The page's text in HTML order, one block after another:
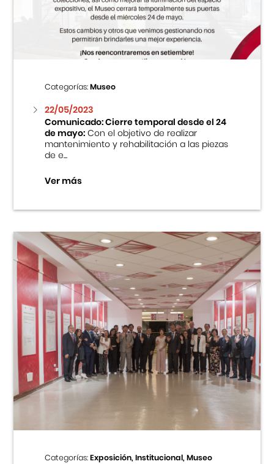
Centro Cultural Peruano Japonés
Museo de la Inmigración Japonesa
Fondo Editorial
Teatro Peruano Japonés
Categorías:Museo
22/05/2023
Comunicado: Cierre temporal desde el 24
de mayo:Con el objetivo de realizar
mantenimiento y rehabilitación a las piezas
de e...
Ver más
Categorías:Exposición, Institucional, Museo